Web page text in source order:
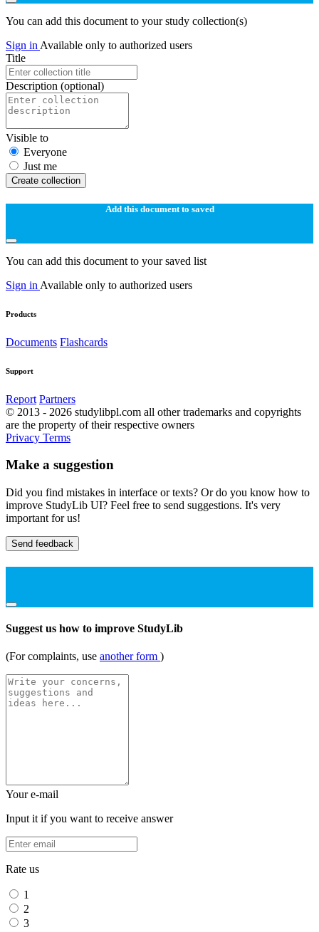
You can add this document to your study collection(s)
Sign in Available only to authorized users
Title
Description (optional)
Visible to
Everyone
Just me
Create collection
Add this document to saved
You can add this document to your saved list
Sign in Available only to authorized users
Products
Documents Flashcards
Support
Report Partners
© 2013 - 2026 studylibpl.com all other trademarks and copyrights
are the property of their respective owners
Privacy Terms
Make a suggestion
Did you find mistakes in interface or texts? Or do you know how to
improve StudyLib UI? Feel free to send suggestions. It's very
important for us!
Send feedback
Suggest us how to improve StudyLib
(For complaints, use another form )
Your e-mail
Input it if you want to receive answer
Rate us
1
2
3